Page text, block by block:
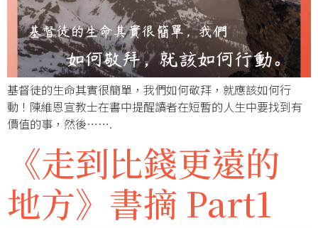
基督徒的生命其實很簡單，我們如何敬拜，就應該如何行
動！陳維恩宣教士在書中提醒讀者在短暫的人生中要找到有
價值的事，然後…….
《走到比錢更遠的
地方》書摘 Part1